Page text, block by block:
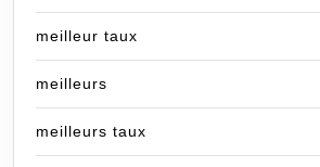
meilleur taux
meilleurs
meilleurs taux